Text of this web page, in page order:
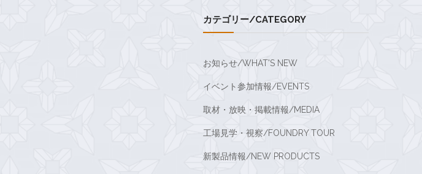
カテゴリー/CATEGORY
お知らせ/WHAT'S NEW
イベント参加情報/EVENTS
取材・放映・掲載情報/MEDIA
工場見学・視察/FOUNDRY TOUR
新製品情報/NEW PRODUCTS